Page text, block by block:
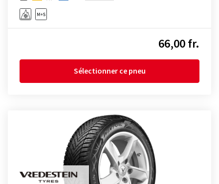
66,00 fr.
Sélectionner ce pneu